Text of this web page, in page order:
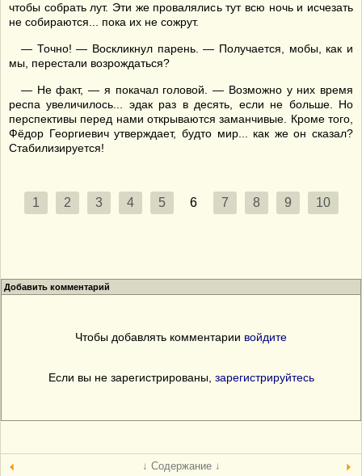
чтобы собрать лут. Эти же провалялись тут всю ночь и исчезать
не собираются... пока их не сожрут.
— Точно! — Воскликнул парень. — Получается, мобы, как и
мы, перестали возрождаться?
— Не факт, — я покачал головой. — Возможно у них время
респа увеличилось... эдак раз в десять, если не больше. Но
перспективы перед нами открываются заманчивые. Кроме того,
Фёдор Георгиевич утверждает, будто мир... как же он сказал?
Стабилизируется!
1 2 3 4 5 6 7 8 9 10
Добавить комментарий
Чтобы добавлять комментарии войдите
Если вы не зарегистрированы, зарегистрируйтесь
↓ Содержание ↓